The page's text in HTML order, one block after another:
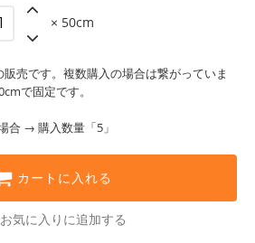
× 50cm
販売です。複数購入の場合は繋がっていま
で固定です。
合 → 購入数量「5」
カートに入れる
お気に入りに追加する